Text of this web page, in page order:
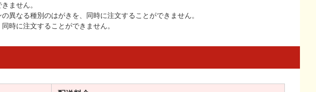
ません。
異なる種別のはがきを、同時に注文することができません。
時に注文することができません。